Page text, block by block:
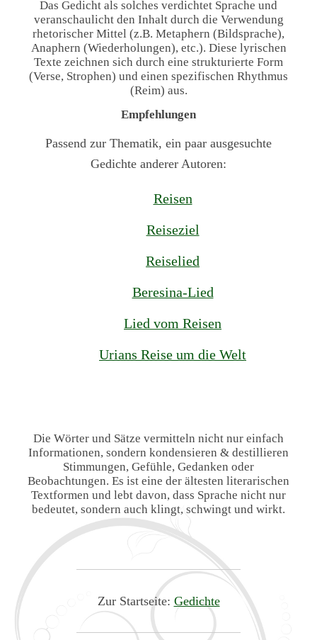
Das Gedicht als solches verdichtet Sprache und
veranschaulicht den Inhalt durch die Verwendung
rhetorischer Mittel (z.B. Metaphern (Bildsprache),
Anaphern (Wiederholungen), etc.). Diese lyrischen
Texte zeichnen sich durch eine strukturierte Form
(Verse, Strophen) und einen spezifischen Rhythmus
(Reim) aus.
Empfehlungen
Passend zur Thematik, ein paar ausgesuchte
Gedichte anderer Autoren:
Reisen
Reiseziel
Reiselied
Beresina-Lied
Lied vom Reisen
Urians Reise um die Welt
Die Wörter und Sätze vermitteln nicht nur einfach
Informationen, sondern kondensieren & destillieren
Stimmungen, Gefühle, Gedanken oder
Beobachtungen. Es ist eine der ältesten literarischen
Textformen und lebt davon, dass Sprache nicht nur
bedeutet, sondern auch klingt, schwingt und wirkt.
Zur Startseite: Gedichte